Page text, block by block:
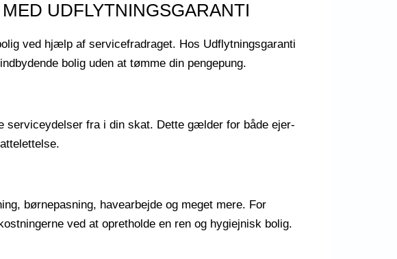
UDFLYTNINGSGARANTI
ved hjælp af servicefradraget. Hos Udflytningsgaranti
bolig uden at tømme din pengepung.
serviceydelser fra i din skat. Dette gælder for både ejer-
børnepasning, havearbejde og meget mere. For
ved at opretholde en ren og hygiejnisk bolig.